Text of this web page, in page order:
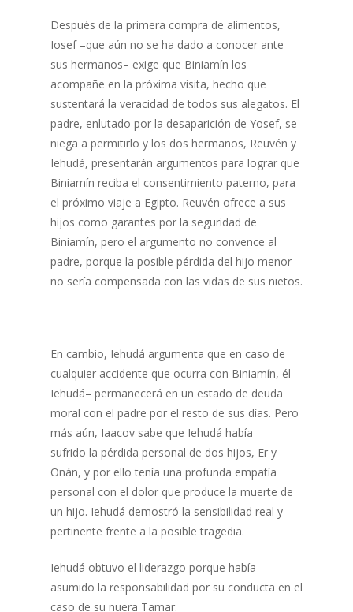
Después de la primera compra de alimentos,
Iosef –que aún no se ha dado a conocer ante
sus hermanos– exige que Biniamín los
acompañe en la próxima visita, hecho que
sustentará la veracidad de todos sus alegatos. El
padre, enlutado por la desaparición de Yosef, se
niega a permitirlo y los dos hermanos, Reuvén y
Iehudá, presentarán argumentos para lograr que
Biniamín reciba el consentimiento paterno, para
el próximo viaje a Egipto. Reuvén ofrece a sus
hijos como garantes por la seguridad de
Biniamín, pero el argumento no convence al
padre, porque la posible pérdida del hijo menor
no sería compensada con las vidas de sus nietos.
En cambio, Iehudá argumenta que en caso de
cualquier accidente que ocurra con Biniamín, él –
Iehudá– permanecerá en un estado de deuda
moral con el padre por el resto de sus días. Pero
más aún, Iaacov sabe que Iehudá había
sufrido la pérdida personal de dos hijos, Er y
Onán, y por ello tenía una profunda empatía
personal con el dolor que produce la muerte de
un hijo. Iehudá demostró la sensibilidad real y
pertinente frente a la posible tragedia.
Iehudá obtuvo el liderazgo porque había
asumido la responsabilidad por su conducta en el
caso de su nuera Tamar.